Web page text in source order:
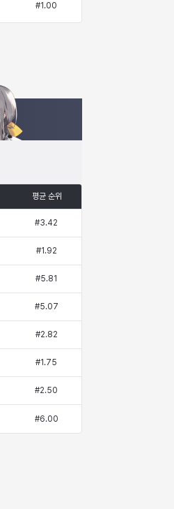
#1.00
평균 순위
#3.42
#1.92
#5.81
#5.07
#2.82
#1.75
#2.50
#6.00